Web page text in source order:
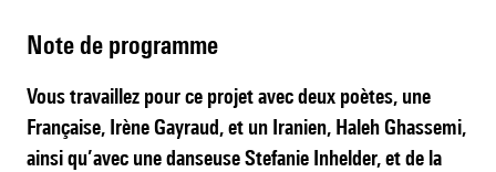
Note de programme
Vous travaillez pour ce projet avec deux poètes, une
Française, Irène Gayraud, et un Iranien, Haleh Ghassemi,
ainsi qu’avec une danseuse Stefanie Inhelder, et de la